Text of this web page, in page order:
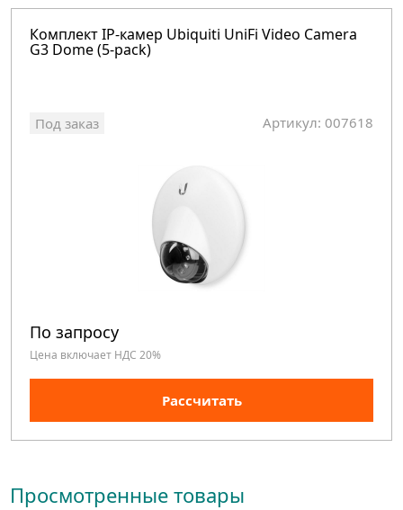
Комплект IP-камер Ubiquiti UniFi Video Camera
G3 Dome (5-pack)
Под заказ Артикул: 007618
По запросу
Цена включает НДС 20%
Рассчитать
Просмотренные товары